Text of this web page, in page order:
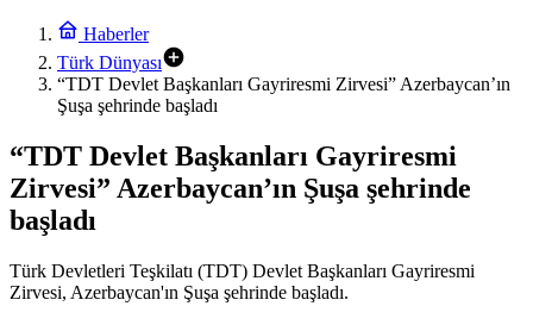
Haberler
Türk Dünyası
“TDT Devlet Başkanları Gayriresmi Zirvesi” Azerbaycan’ın
Şuşa şehrinde başladı
“TDT Devlet Başkanları Gayriresmi
Zirvesi” Azerbaycan’ın Şuşa şehrinde
başladı
Türk Devletleri Teşkilatı (TDT) Devlet Başkanları Gayriresmi
Zirvesi, Azerbaycan'ın Şuşa şehrinde başladı.